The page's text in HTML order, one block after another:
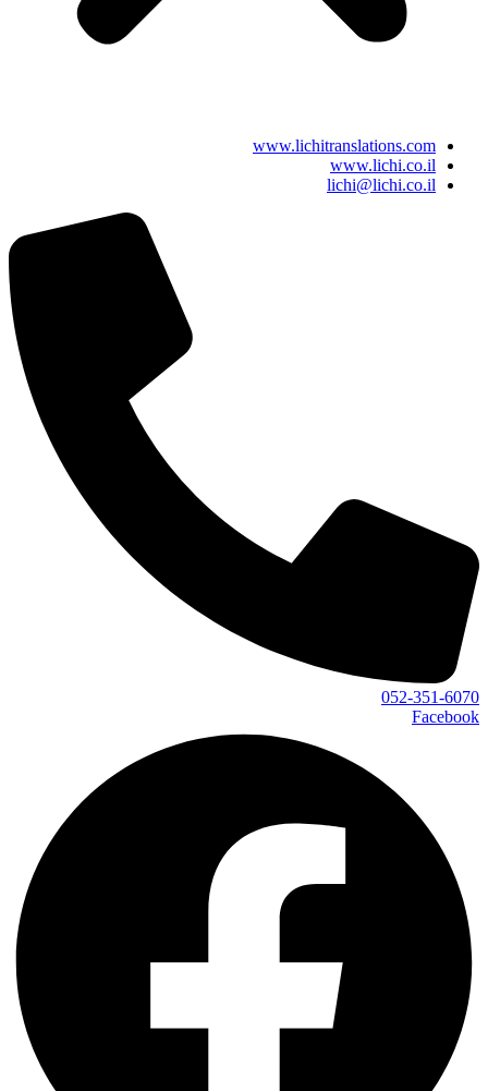
www.lichitranslations.com
www.lichi.co.il
lichi@lichi.co.il
052-351-6070
Facebook